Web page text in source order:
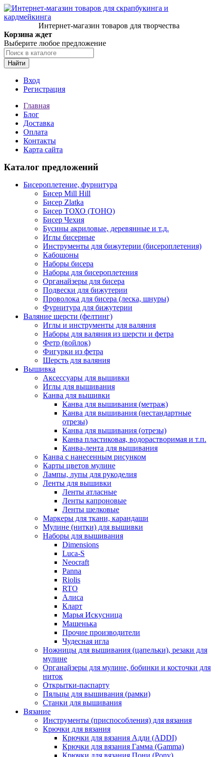
Интернет-магазин товаров для творчества
Корзина ждет
Выберите любое предложение
Найти
Вход
Регистрация
Главная
Блог
Доставка
Оплата
Контакты
Карта сайта
Каталог предложений
Бисероплетение, фурнитура
Бисер Mill Hill
Бисер Zlatka
Бисер ТОХО (TOHO)
Бисер Чехия
Бусины акриловые, деревянные и т.д.
Иглы бисерные
Инструменты для бижутерии (бисероплетения)
Кабошоны
Наборы бисера
Наборы для бисероплетения
Органайзеры для бисера
Подвески для бижутерии
Проволока для бисера (леска, шнуры)
Фурнитура для бижутерии
Валяние шерсти (фелтинг)
Иглы и инструменты для валяния
Наборы для валяния из шерсти и фетра
Фетр (войлок)
Фигурки из фетра
Шерсть для валяния
Вышивка
Аксессуары для вышивки
Иглы для вышивания
Канва для вышивки
Канва для вышивания (метраж)
Канва для вышивания (нестандартные
отрезы)
Канва для вышивания (отрезы)
Канва пластиковая, водорастворимая и т.п.
Канва-лента для вышивания
Канва с нанесенным рисунком
Карты цветов мулине
Лампы, лупы для рукоделия
Ленты для вышивки
Ленты атласные
Ленты капроновые
Ленты шелковые
Маркеры для ткани, карандаши
Мулине (нитки) для вышивки
Наборы для вышивания
Dimensions
Luca-S
Neocraft
Panna
Riolis
RTO
Алиса
Кларт
Марья Искусница
Машенька
Прочие производители
Чудесная игла
Ножницы для вышивания (цапельки), резаки для
мулине
Органайзеры для мулине, бобинки и косточки для
ниток
Открытки-паспарту
Пяльцы для вышивания (рамки)
Станки для вышивания
Вязание
Инструменты (приспособления) для вязания
Крючки для вязания
Крючки для вязания Адди (ADDI)
Крючки для вязания Гамма (Gamma)
Крючки для вязания Пони (Pony)